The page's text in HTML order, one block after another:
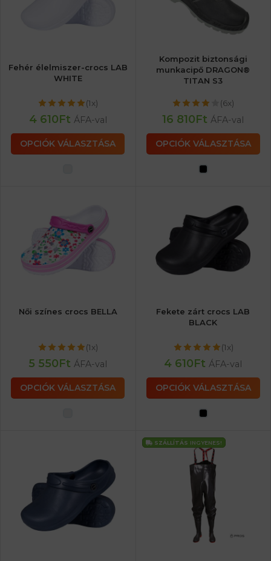
Fehér élelmiszer-crocs LAB
WHITE
(1x)
4 610Ft ÁFA-val
OPCIÓK VÁLASZTÁSA
Kompozit biztonsági
munkacipő DRAGON®
TITAN S3
(6x)
16 810Ft ÁFA-val
OPCIÓK VÁLASZTÁSA
Női színes crocs BELLA
(1x)
5 550Ft ÁFA-val
OPCIÓK VÁLASZTÁSA
Fekete zárt crocs LAB
BLACK
(1x)
4 610Ft ÁFA-val
OPCIÓK VÁLASZTÁSA
SZÁLLÍTÁS INGYENES!